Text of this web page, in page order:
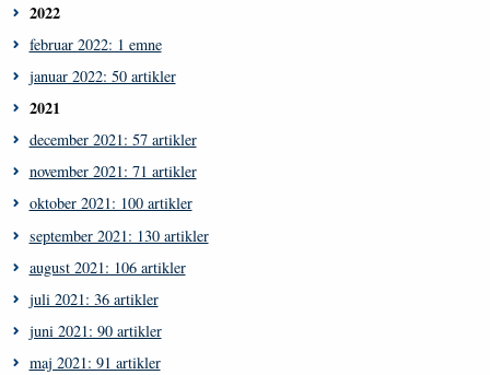
2022
februar 2022: 1 emne
januar 2022: 50 artikler
2021
december 2021: 57 artikler
november 2021: 71 artikler
oktober 2021: 100 artikler
september 2021: 130 artikler
august 2021: 106 artikler
juli 2021: 36 artikler
juni 2021: 90 artikler
maj 2021: 91 artikler